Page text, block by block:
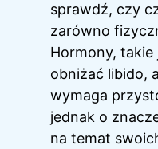
sprawdź, czy
zarówno
Hormony,
obniżać libido,
wymaga
jednak o
na temat